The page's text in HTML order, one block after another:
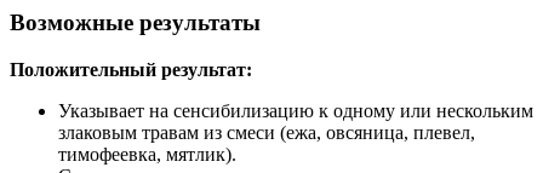
Возможные результаты
Положительный результат:
Указывает на сенсибилизацию к одному или нескольким
злаковым травам из смеси (ежа, овсяница, плевел,
тимофеевка, мятлик).